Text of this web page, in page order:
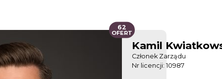
Kamil
Członek Zarządu
Nr licencji: 10987
62
OFERT